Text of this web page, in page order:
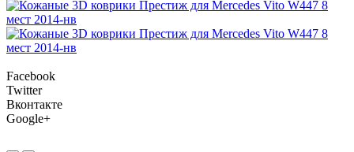
Facebook
Twitter
Вконтакте
Google+